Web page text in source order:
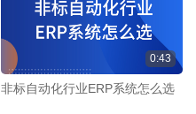
0:43
非标自动化行业ERP系统怎么选